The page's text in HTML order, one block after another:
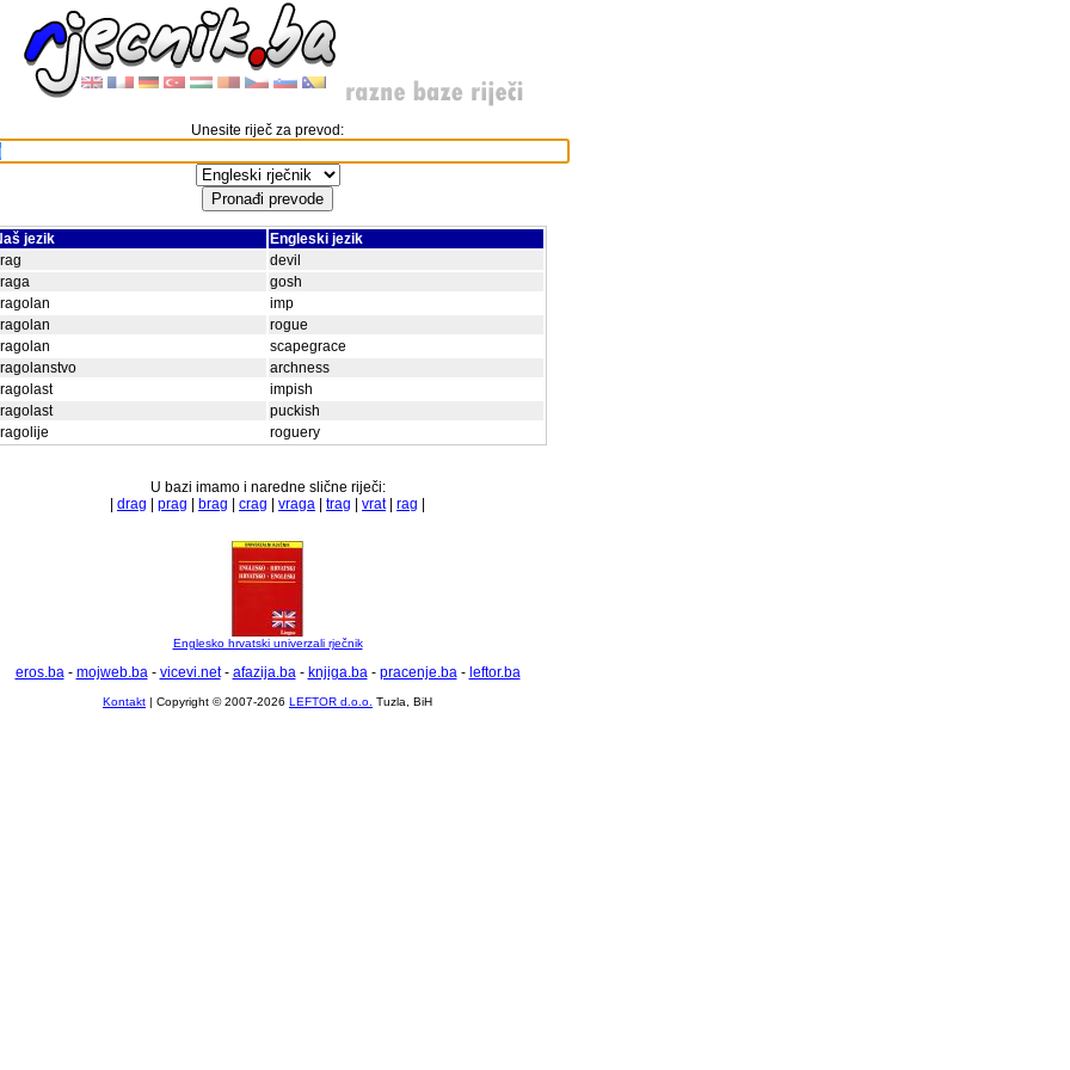
Unesite riječ za prevod:
jezik
Engleski jezik
devil
gosh
imp
rogue
scapegrace
archness
impish
puckish
roguery
U bazi imamo i naredne slične riječi:
drag prag brag crag vraga trag vrat| rag
Englesko hrvatski univerzali rječnik
eros.ba- mojweb.ba- vicevi.net- afazija.ba- knjiga.ba- pracenje.ba- leftor.ba
Kontakt | Copyright © 2007-2026 LEFTOR d.o.o. Tuzla, BiH